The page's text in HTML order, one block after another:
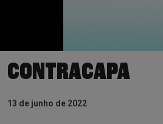
CONTRACAPA
13 de junho de 2022